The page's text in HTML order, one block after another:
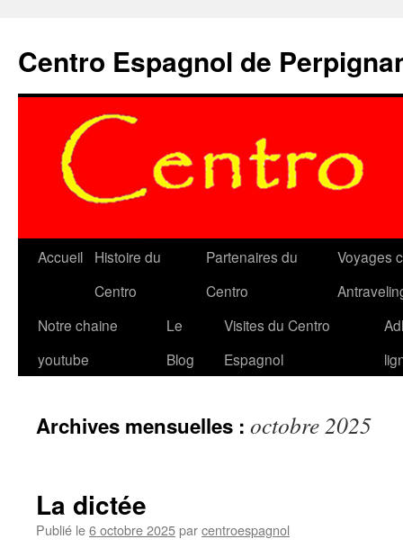
contenu
Centro Espagnol de
Accueil
Histoire du
Centro
Partenaires du
Centro
Voyages
Notre chaine
youtube
Le
Blog
Visites du Centro
Espagnol
Archives mensuelles : octobre 2025
La dictée
Publié le6 octobre 2025parcentroespagnol